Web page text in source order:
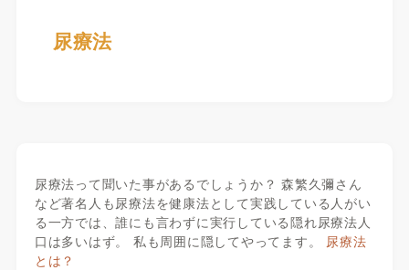
尿療法
尿療法って聞いた事があるでしょうか？ 森繁久彌さん
など著名人も尿療法を健康法として実践している人がい
る一方では、誰にも言わずに実行している隠れ尿療法人
口は多いはず。 私も周囲に隠してやってます。 尿療法
とは？